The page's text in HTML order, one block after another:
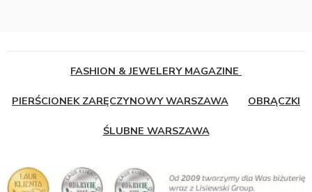
FASHION & JEWELERY MAGAZINE
PIERŚCIONEK ZARĘCZYNOWY WARSZAWA OBRĄCZKI
ŚLUBNE WARSZAWA